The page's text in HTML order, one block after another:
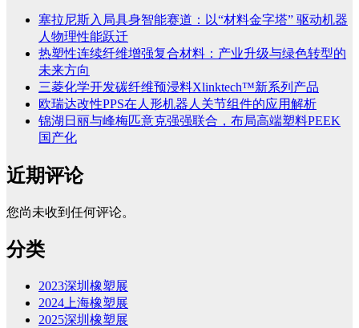
塞拉尼斯入局具身智能赛道：以“材料金字塔” 驱动机器
人物理性能跃迁
热塑性连续纤维增强复合材料：产业升级与绿色转型的
未来方向
三菱化学开发碳纤维预浸料Xlinktech™新系列产品
欧瑞达改性PPS在人形机器人关节组件的应用解析
锦湖日丽与峰梅匹意克强强联合，布局高端塑料PEEK
国产化
近期评论
您尚未收到任何评论。
分类
2023深圳橡塑展
2024上海橡塑展
2025深圳橡塑展